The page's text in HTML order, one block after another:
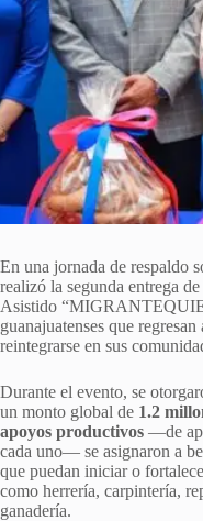
En una jornada de respaldo
realizó la segunda entrega
Asistido
guanajuatenses que
reintegrarse en sus
Durante el evento, se
un monto global de 1.2
apoyos productivos —de
cada uno— se asignaron a
que puedan iniciar o
como herrería, carpintería,
ganadería.